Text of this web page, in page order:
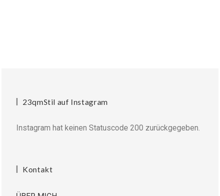
23qmStil auf Instagram
Instagram hat keinen Statuscode 200 zurückgegeben.
Kontakt